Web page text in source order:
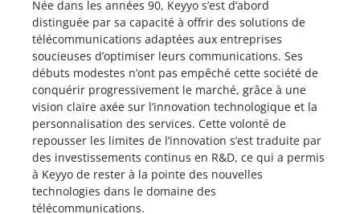
Née dans les années 90, Keyyo s’est d’abord
distinguée par sa capacité à offrir des solutions de
télécommunications adaptées aux entreprises
soucieuses d’optimiser leurs communications. Ses
débuts modestes n’ont pas empêché cette société de
conquérir progressivement le marché, grâce à une
vision claire axée sur l’innovation technologique et la
personnalisation des services. Cette volonté de
repousser les limites de l’innovation s’est traduite par
des investissements continus en R&D, ce qui a permis
à Keyyo de rester à la pointe des nouvelles
technologies dans le domaine des
télécommunications.